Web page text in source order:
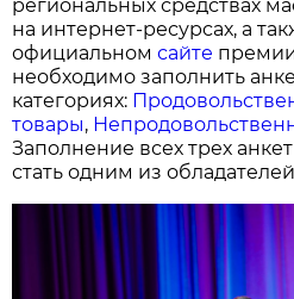
региональных средствах
на интернет-ресурсах, а
официальномсайте
необходимо заполнить
категориях:
товары,
Заполнение всех трех
стать одним из